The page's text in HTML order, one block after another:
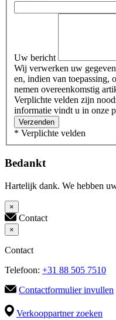
Uw bericht
Wij verwerken uw
en, indien van toepassing,
nemen overeenkomstig
Verplichte velden zijn
informatie vindt u in onze
Verzenden
* Verplichte velden
Bedankt
Hartelijk dank. We hebben
×
Contact
×
Contact
Telefoon: +31 88 505 7510
Contactformulier invullen
Verkooppartner zoeken